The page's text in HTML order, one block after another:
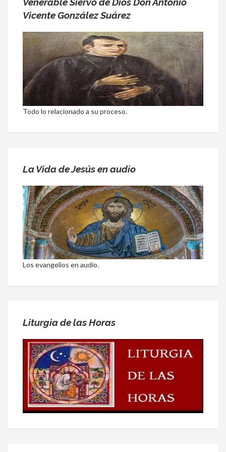
Vicente González Suárez
Todo lo relacionado a su proceso.
La Vida de Jesús en audio
Los evangelios en audio.
Liturgia de las Horas